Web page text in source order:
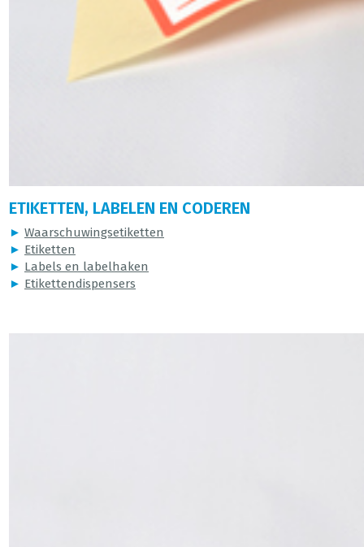
ETIKETTEN, LABELEN EN CODEREN
► Waarschuwingsetiketten
► Etiketten
► Labels en labelhaken
► Etikettendispensers